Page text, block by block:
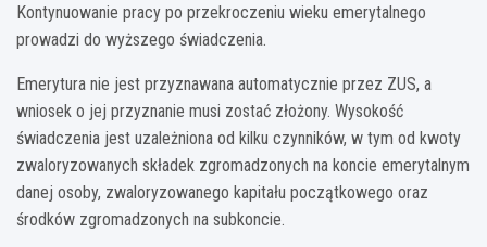
Kontynuowanie pracy po przekroczeniu wieku emerytalnego
prowadzi do wyższego świadczenia.
Emerytura nie jest przyznawana automatycznie przez ZUS, a
wniosek o jej przyznanie musi zostać złożony. Wysokość
świadczenia jest uzależniona od kilku czynników, w tym od kwoty
zwaloryzowanych składek zgromadzonych na koncie emerytalnym
danej osoby, zwaloryzowanego kapitału początkowego oraz
środków zgromadzonych na subkoncie.